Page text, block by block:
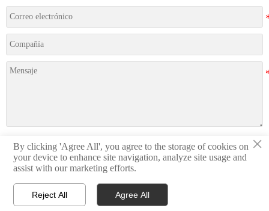
Presentación
 
×
By clicking 'Agree All', you agree to the storage of cookies on
your device to enhance site navigation, analyze site usage and
assist with our marketing efforts.
Reject All Agree All